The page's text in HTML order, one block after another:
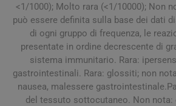
<1/1000); Molto rara (<1/10000); Non
può essere definita sulla base dei dati
di ogni gruppo di frequenza, le
presentate in ordine decrescente di
sistema immunitario. Rara:
gastrointestinali. Rara: glossiti; non
nausea, malessere
del tessuto sottocutaneo. Non nota: